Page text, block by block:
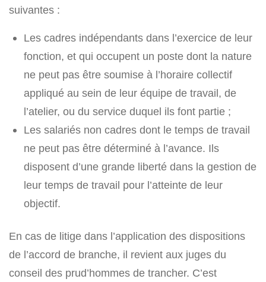
suivantes :
Les cadres indépendants dans l’exercice de leur
fonction, et qui occupent un poste dont la nature
ne peut pas être soumise à l’horaire collectif
appliqué au sein de leur équipe de travail, de
l’atelier, ou du service duquel ils font partie ;
Les salariés non cadres dont le temps de travail
ne peut pas être déterminé à l’avance. Ils
disposent d’une grande liberté dans la gestion de
leur temps de travail pour l’atteinte de leur
objectif.
En cas de litige dans l’application des dispositions
de l’accord de branche, il revient aux juges du
conseil des prud’hommes de trancher. C’est